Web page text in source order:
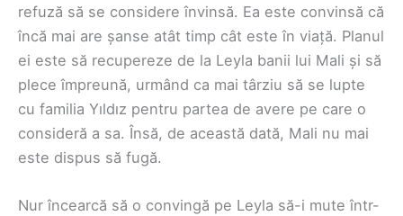
refuză să se considere învinsă. Ea este convinsă că
încă mai are șanse atât timp cât este în viață. Planul
ei este să recupereze de la Leyla banii lui Mali și să
plece împreună, urmând ca mai târziu să se lupte
cu familia Yıldız pentru partea de avere pe care o
consideră a sa. Însă, de această dată, Mali nu mai
este dispus să fugă.
Nur încearcă să o convingă pe Leyla să-i mute într-